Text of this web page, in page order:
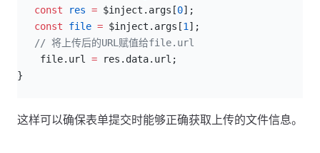
   const
res = $inject.args[0];
   const
file = $inject.args[1 ];
   // 将上传后的URL赋值给file.url
    file.url
= res.data.url;
}
这样可以确保表单提交时能够正确获取上传的文件信息。